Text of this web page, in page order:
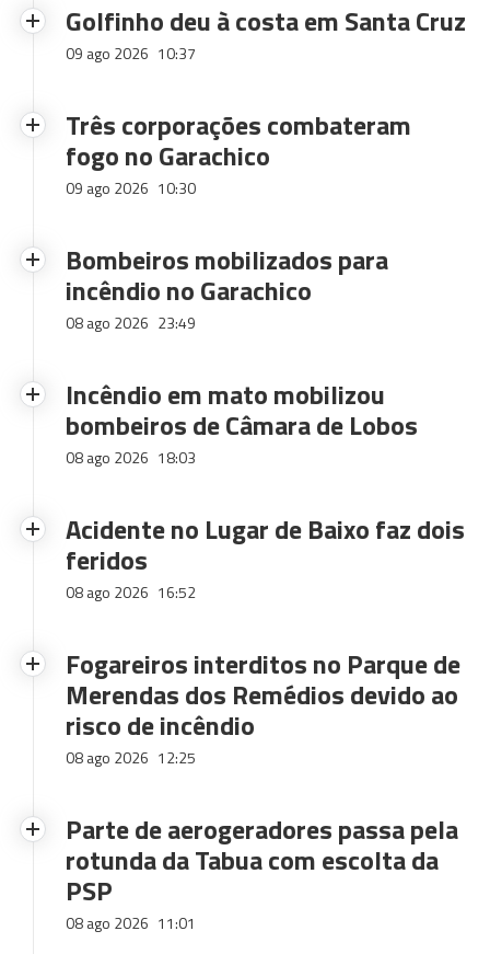
Golfinho deu à costa em Santa Cruz
09 ago 2026 10:37
Três corporações combateram
fogo no Garachico
09 ago 2026 10:30
Bombeiros mobilizados para
incêndio no Garachico
08 ago 2026 23:49
Incêndio em mato mobilizou
bombeiros de Câmara de Lobos
08 ago 2026 18:03
Acidente no Lugar de Baixo faz dois
feridos
08 ago 2026 16:52
Fogareiros interditos no Parque de
Merendas dos Remédios devido ao
risco de incêndio
08 ago 2026 12:25
Parte de aerogeradores passa pela
rotunda da Tabua com escolta da
PSP
08 ago 2026 11:01